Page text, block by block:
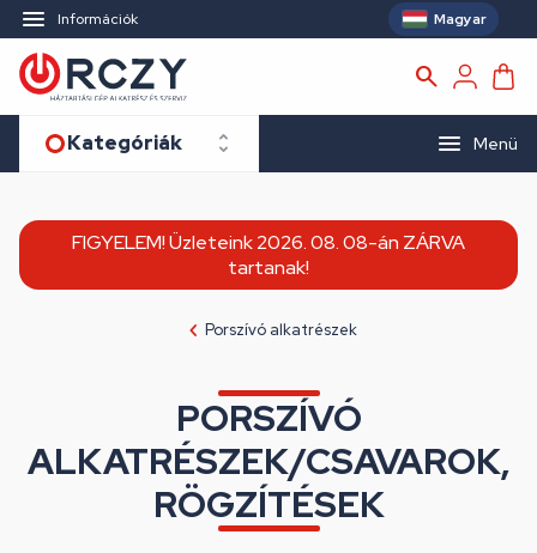
Információk Magyar
Kategóriák Menü
FIGYELEM! Üzleteink 2026. 08. 08-án ZÁRVA
tartanak!
Porszívó alkatrészek
PORSZÍVÓ
ALKATRÉSZEK/CSAVAROK,
RÖGZÍTÉSEK